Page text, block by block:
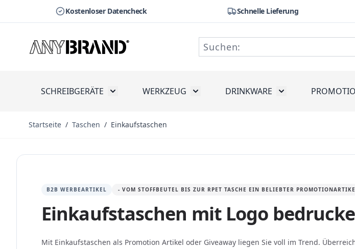
Kostenloser Datencheck Schnelle Lieferung
SCHREIBGERÄTE Toggle submenu for Schreibgeräte
WERKZEUG Toggle submenu for Werkzeug
DRINKWARE Toggle submenu
Startseite / Taschen / Einkaufstaschen
B2B WERBEARTIKEL - VOM STOFFBEUTEL BIS ZUR RPET TASCHE EIN BELIEBTER
Einkaufstaschen mit Logo
Mit Einkaufstaschen als Promotion Artikel oder Giveaway liegen Sie voll im Trend.